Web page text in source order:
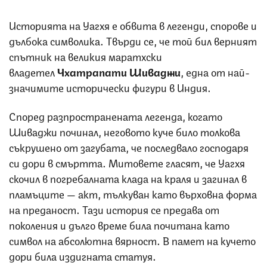
Историята на Уагхя е обвита в легенди, спорове и
дълбока символика. Твърди се, че той бил верният
спътник на великия маратхски
владетелЧхатрапати Шиваджи , една от най-
значимите исторически фигури в Индия.
Според разпространената легенда, когато
Шиваджи починал, неговото куче било толкова
съкрушено от загубата, че последвало господаря
си дори в смъртта. Митовете гласят, че Уагхя
скочил в погребалната клада на краля и загинал в
пламъците — акт, тълкуван като върховна форма
на преданост. Тази история се предава от
поколения и дълго време била почитана като
символ на абсолютна вярност. В памет на кучето
дори била издигната статуя.